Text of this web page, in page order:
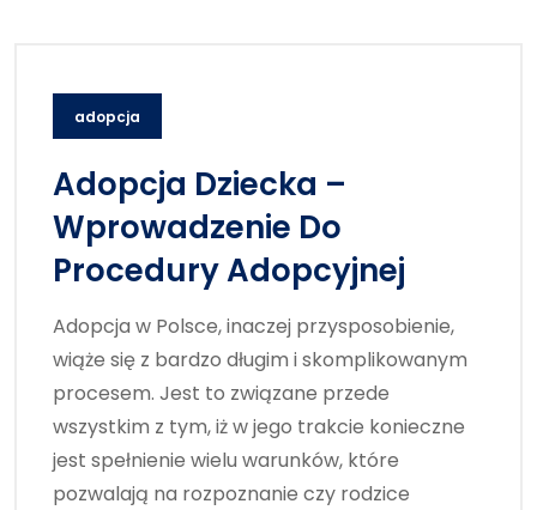
adopcja
Adopcja Dziecka –
Wprowadzenie Do
Procedury Adopcyjnej
Adopcja w Polsce, inaczej przysposobienie,
wiąże się z bardzo długim i skomplikowanym
procesem. Jest to związane przede
wszystkim z tym, iż w jego trakcie konieczne
jest spełnienie wielu warunków, które
pozwalają na rozpoznanie czy rodzice